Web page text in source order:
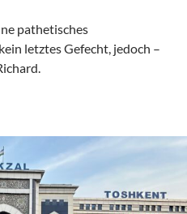
pathetisches
letztes Gefecht, jedoch –